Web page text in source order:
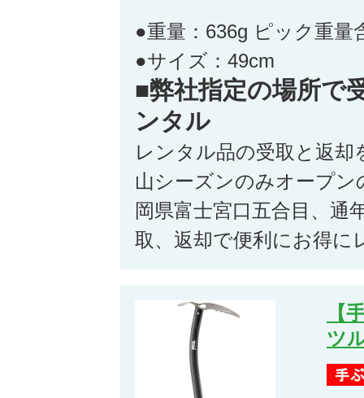
●重量：636g ピック重量
●サイズ：49cm
■弊社指定の場所で
ンタル
レンタル品の受取と返却
山シーズンのみオープン
岡県富士宮口五合目、通
取、返却で便利にお得に
【
ツ